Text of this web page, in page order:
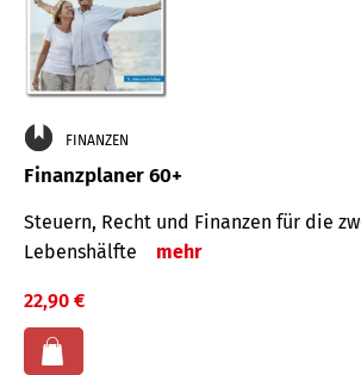
FINANZEN
Finanzplaner 60+
Steuern, Recht und Finanzen für die
Lebenshälfte
mehr
22,90 €